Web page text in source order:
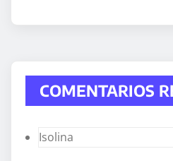
COMENTARIOS
Isolina